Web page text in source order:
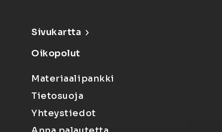
Sivukartta
Oikopolut
Materiaalipankki
Tietosuoja
Yhteystiedot